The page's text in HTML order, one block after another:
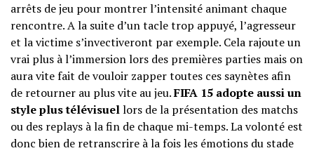
arrêts de jeu pour montrer l’intensité animant chaque
rencontre. A la suite d’un tacle trop appuyé, l’agresseur
et la victime s’invectiveront par exemple. Cela rajoute un
vrai plus à l’immersion lors des premières parties mais on
aura vite fait de vouloir zapper toutes ces saynètes afin
de retourner au plus vite au jeu.FIFA 15 adopte aussi un
style plus télévisuellors de la présentation des matchs
ou des replays à la fin de chaque mi-temps. La volonté est
donc bien de retranscrire à la fois les émotions du stade